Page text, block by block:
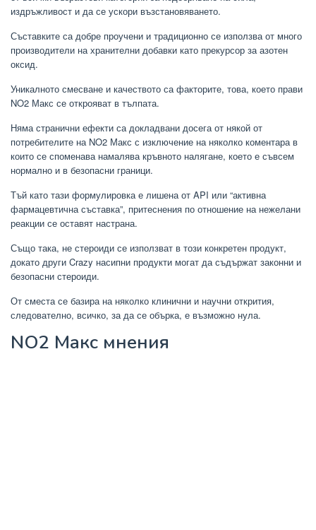
издръжливост и да се ускори възстановяването.
Съставките са добре проучени и традиционно се използва от много
производители на хранителни добавки като прекурсор за азотен
оксид.
Уникалното смесване и качеството са факторите, това, което прави
NO2 Макс се открояват в тълпата.
Няма странични ефекти са докладвани досега от някой от
потребителите на NO2 Макс с изключение на няколко коментара в
които се споменава намалява кръвното налягане, което е съвсем
нормално и в безопасни граници.
Тъй като тази формулировка е лишена от API или “активна
фармацевтична съставка”, притеснения по отношение на нежелани
реакции се оставят настрана.
Също така, не стероиди се използват в този конкретен продукт,
докато други Crazy насипни продукти могат да съдържат законни и
безопасни стероиди.
От сместа се базира на няколко клинични и научни открития,
следователно, всичко, за да се обърка, е възможно нула.
NO2 Макс мнения